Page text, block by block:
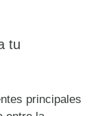
tu
principales